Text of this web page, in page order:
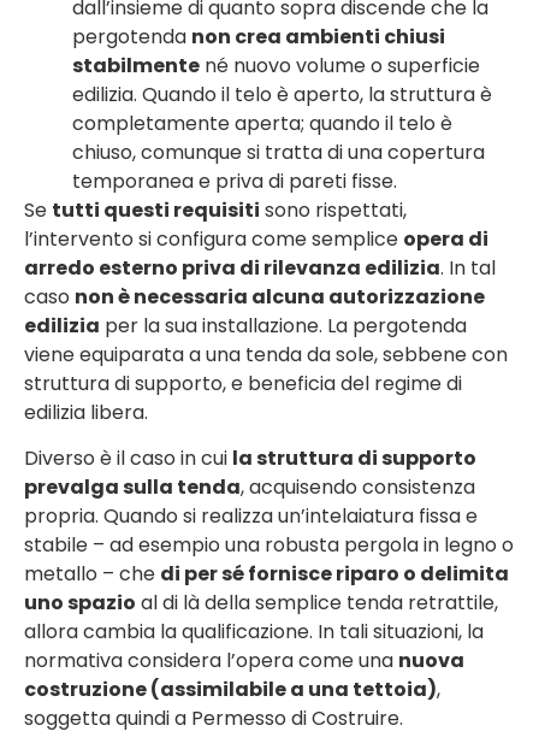
dall’insieme di quanto sopra discende che la
pergotenda non crea ambienti chiusi
stabilmente né nuovo volume o superficie
edilizia. Quando il telo è aperto, la struttura è
completamente aperta; quando il telo è
chiuso, comunque si tratta di una copertura
temporanea e priva di pareti fisse.
Se tutti questi requisiti sono rispettati,
l’intervento si configura come semplice opera di
arredo esterno priva di rilevanza edilizia. In tal
caso non è necessaria alcuna autorizzazione
edilizia per la sua installazione. La pergotenda
viene equiparata a una tenda da sole, sebbene con
struttura di supporto, e beneficia del regime di
edilizia libera.
Diverso è il caso in cui la struttura di supporto
prevalga sulla tenda, acquisendo consistenza
propria. Quando si realizza un’intelaiatura fissa e
stabile – ad esempio una robusta pergola in legno o
metallo – che di per sé fornisce riparo o delimita
uno spazio al di là della semplice tenda retrattile,
allora cambia la qualificazione. In tali situazioni, la
normativa considera l’opera come una nuova
costruzione (assimilabile a una tettoia),
soggetta quindi a Permesso di Costruire.